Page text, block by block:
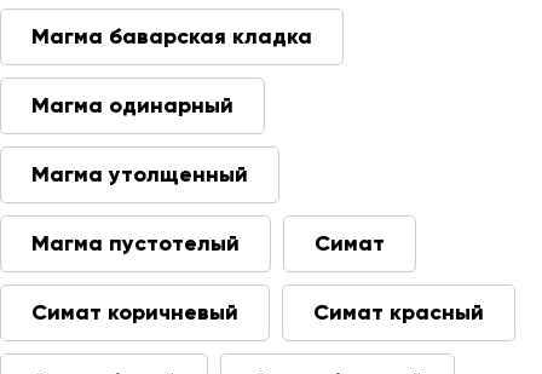
Магма баварская кладка
Магма одинарный
Магма утолщенный
Магма пустотелый Симат
Симат коричневый Симат красный